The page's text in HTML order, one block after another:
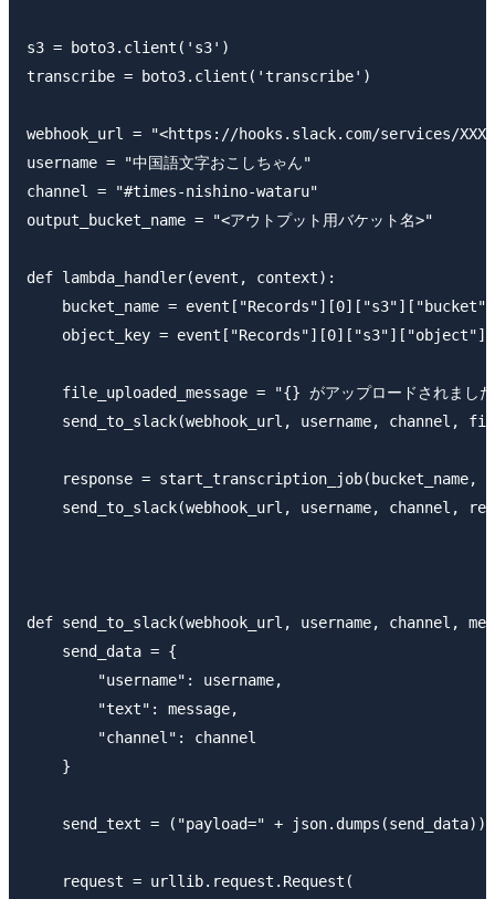
s3 = boto3.client('s3')
transcribe = boto3.client('transcribe')
webhook_url = "<https://hooks.slack.com/services/
username = "中国語文字おこしちゃん"
channel = "#times-nishino-wataru"
output_bucket_name = "<アウトプット用バケット名>"
def lambda_handler(event, context):
bucket_name =
object_key =
file_uploaded_message = "{} がアップロードされまし
send_to_slack(webhook_url, username, channel,
response = start_transcription_job(bucket_name,
send_to_slack(webhook_url, username, channel,
def send_to_slack(webhook_url, username, channel,
    send_data = {
        "username": username,
        "text": message,
        "channel": channel
    }
send_text = ("payload=" +
    request = urllib.request.Request(